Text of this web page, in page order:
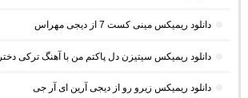
دانلود ریمیکس مینی کست 7 از دیجی مهراس
دانلود ریمیکس سیتیزن دل پاکتم من با آهنگ ترکی
دانلود ریمیکس زیرو رو از دیجی آرین ای آر جی